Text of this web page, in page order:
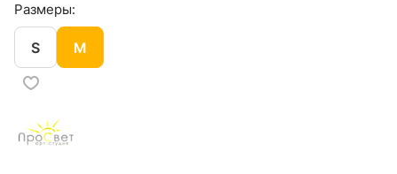
Размеры:
S M